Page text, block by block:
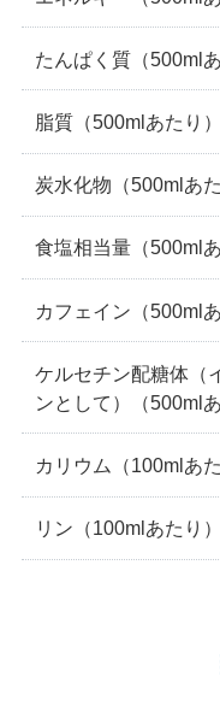
たんぱく質 （500ml
脂質 （500mlあたり）
炭水化物 （500mlあ
食塩相当量 （500ml
カフェイン （500ml
ケルセチン配糖体（
ンとして）
（500ml
カリウム （100mlあ
リン （100mlあたり）